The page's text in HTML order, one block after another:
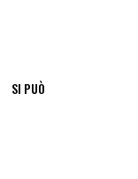
SI PUÒ